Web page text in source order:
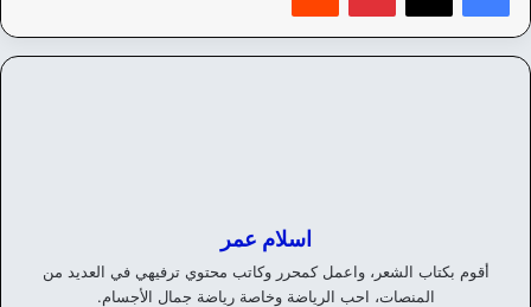
اسلام عمر
أقوم بكتاب الشعر، واعمل كمحرر وكاتب محتوي ترفيهي في العديد من
المنصات، احب الرياضة وخاصة رياضة جمال الأجسام.